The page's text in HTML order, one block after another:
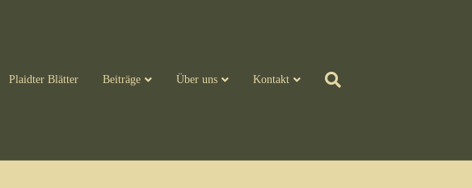
Plaidter Blätter Beiträge Über uns Kontakt